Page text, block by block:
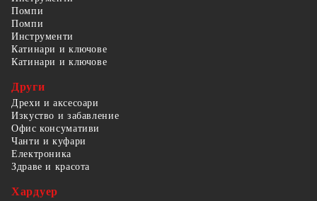
Помпи
Помпи
Инструменти
Катинари и ключове
Катинари и ключове
Други
Дрехи и аксесоари
Изкуство и забавление
Офис консумативи
Чанти и куфари
Електроника
Здраве и красота
Хардуер